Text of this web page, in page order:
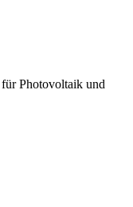
für Photovoltaik und